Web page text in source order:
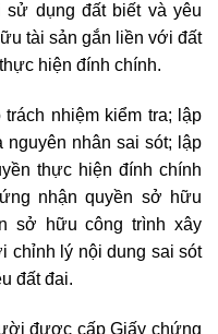
dụng đất biết và yêu
tài sản gắn liền với đất
hiện đính chính.
nhiệm kiểm tra; lập
nguyên nhân sai sót; lập
thực hiện đính chính
nhận quyền sở hữu
sở hữu công trình xây
chỉnh lý nội dung sai sót
đất đai.
được cấp Giấy chứng